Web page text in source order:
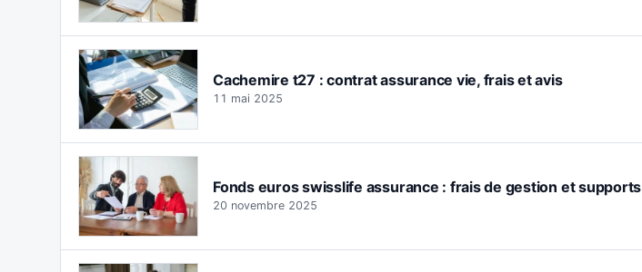
Cachemire t27 : contrat assurance vie, frais et avis
11 mai 2025
Fonds euros swisslife assurance : frais de gestion et supports
20 novembre 2025